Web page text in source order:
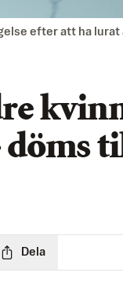
efter att ha
döms
Dela